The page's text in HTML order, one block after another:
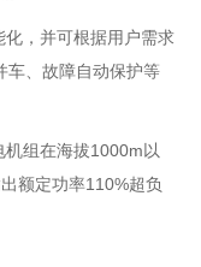
，并可根据用户需求
车、故障自动保护等
组在海拔1000m以
额定功率110%超负